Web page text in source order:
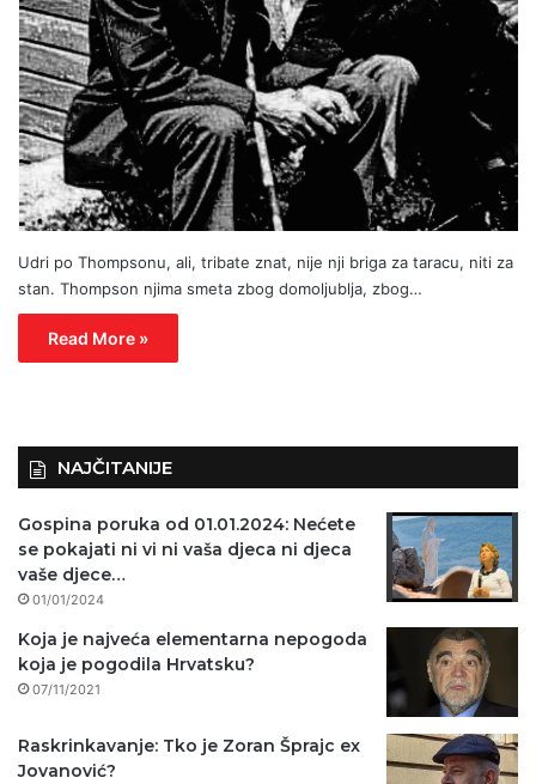
Udri po Thompsonu, ali, tribate znat, nije nji briga za taracu, niti za
stan. Thompson njima smeta zbog domoljublja, zbog…
Read More »
NAJČITANIJE
Gospina poruka od 01.01.2024: Nećete
se pokajati ni vi ni vaša djeca ni djeca
vaše djece…
01/01/2024
Koja je najveća elementarna nepogoda
koja je pogodila Hrvatsku?
07/11/2021
Raskrinkavanje: Tko je Zoran Šprajc ex
Jovanović?